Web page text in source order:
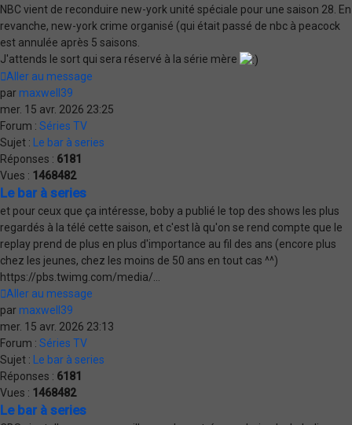
NBC vient de reconduire new-york unité spéciale pour une saison 28. En
revanche, new-york crime organisé (qui était passé de nbc à peacock
est annulée après 5 saisons.
J'attends le sort qui sera réservé à la série mère
Aller au message
par maxwell39
mer. 15 avr. 2026 23:25
Forum : Séries TV
Sujet : Le bar à series
Réponses : 6181
Vues : 1468482
Le bar à series
et pour ceux que ça intéresse, boby a publié le top des shows les plus
regardés à la télé cette saison, et c'est là qu'on se rend compte que le
replay prend de plus en plus d'importance au fil des ans (encore plus
chez les jeunes, chez les moins de 50 ans en tout cas ^^)
https://pbs.twimg.com/media/...
Aller au message
par maxwell39
mer. 15 avr. 2026 23:13
Forum : Séries TV
Sujet : Le bar à series
Réponses : 6181
Vues : 1468482
Le bar à series